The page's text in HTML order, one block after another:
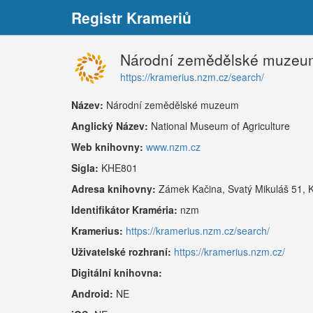
Registr Krameriů
Národní zemědělské
https://kramerius.nzm.cz/search/
Název: Národní zemědělské muzeum
Anglický Název: National Museum of Agriculture
Web knihovny: www.nzm.cz
Sigla: KHE801
Adresa knihovny: Zámek Kačina, Svatý Mikuláš 51,
Identifikátor Kraméria: nzm
Kramerius: https://kramerius.nzm.cz/search/
Uživatelské rozhraní: https://kramerius.nzm.cz/
Digitální knihovna:
Android: NE